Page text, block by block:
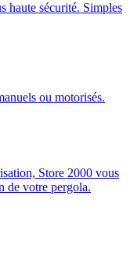
haute sécurité. Simples
ou motorisés.
Store 2000 vous
de votre pergola.